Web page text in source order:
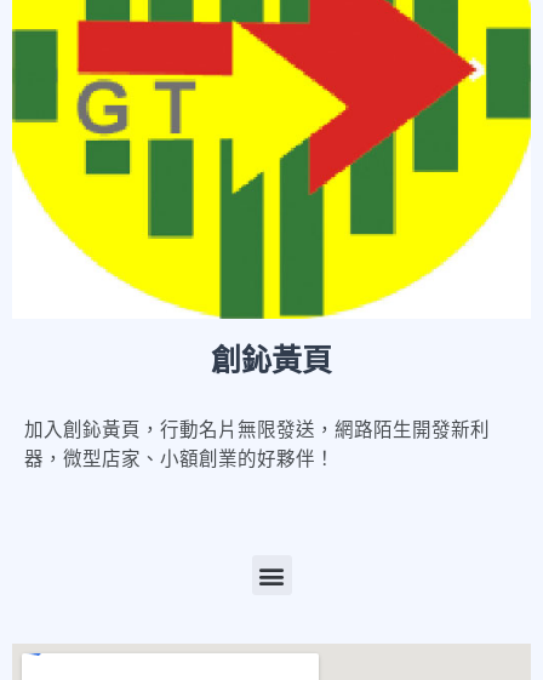
創鈊黃頁
加入創鈊黃頁，行動名片無限發送，網路陌生開發新利
器，微型店家、小額創業的好夥伴！